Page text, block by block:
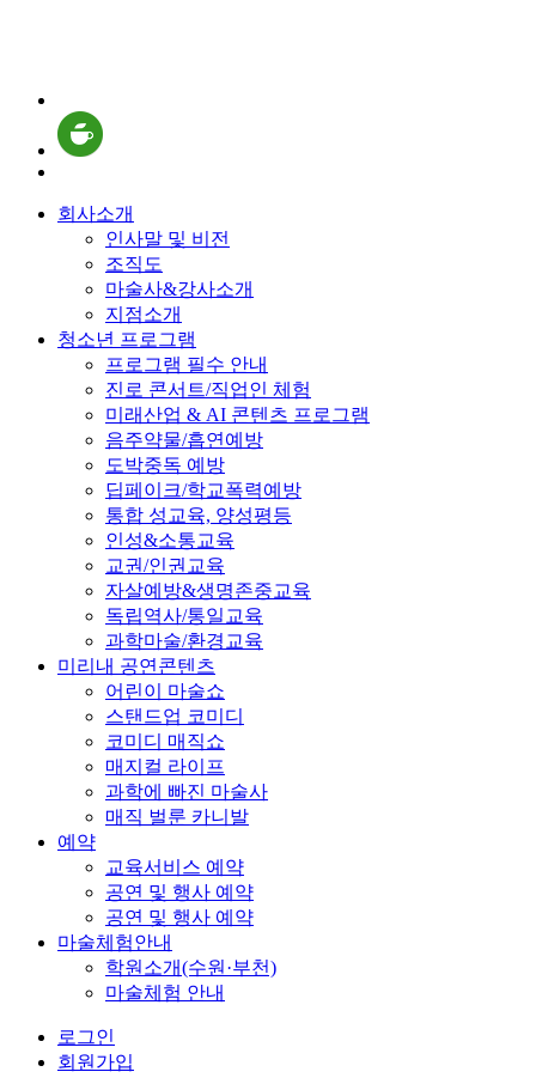
회사소개
인사말 및 비전
조직도
마술사&강사소개
지점소개
청소년 프로그램
프로그램 필수 안내
진로 콘서트/직업인 체험
미래산업 & AI 콘텐츠 프로그램
음주약물/흡연예방
도박중독 예방
딥페이크/학교폭력예방
통합 성교육, 양성평등
인성&소통교육
교권/인권교육
자살예방&생명존중교육
독립역사/통일교육
과학마술/환경교육
미리내 공연콘텐츠
어린이 마술쇼
스탠드업 코미디
코미디 매직쇼
매지컬 라이프
과학에 빠진 마술사
매직 벌룬 카니발
예약
교육서비스 예약
공연 및 행사 예약
공연 및 행사 예약
마술체험안내
학원소개(수원·부천)
마술체험 안내
로그인
회원가입